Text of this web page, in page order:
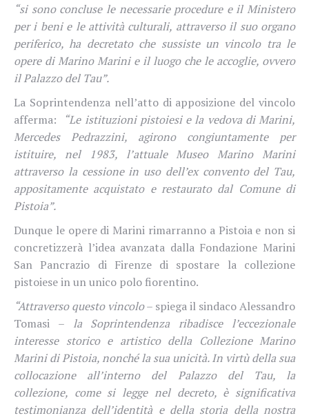
“si sono concluse le necessarie procedure e il Ministero
per i beni e le attività culturali, attraverso il suo organo
periferico, ha decretato che sussiste un vincolo tra le
opere di Marino Marini e il luogo che le accoglie, ovvero
il Palazzo del Tau”.
La Soprintendenza nell’atto di apposizione del vincolo
afferma:
“Le istituzioni pistoiesi e la vedova di Marini,
Mercedes Pedrazzini, agirono congiuntamente per
istituire, nel 1983, l’attuale Museo Marino Marini
attraverso la cessione in uso dell’ex convento del Tau,
appositamente acquistato e restaurato dal Comune di
Pistoia”.
Dunque le opere di Marini rimarranno a Pistoia e non si
concretizzerà l’idea avanzata dalla Fondazione Marini
San Pancrazio di Firenze di spostare la collezione
pistoiese in un unico polo fiorentino.
“Attraverso questo vincolo– spiega il sindaco Alessandro
Tomasi – la Soprintendenza ribadisce l’eccezionale
interesse storico e artistico della Collezione Marino
Marini di Pistoia, nonché la sua unicità. In virtù della sua
collocazione all’interno del Palazzo del Tau, la
collezione, come si legge nel decreto, è significativa
testimonianza dell’identità e della storia della nostra